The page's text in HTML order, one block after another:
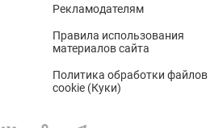
Рекламодателям
Правила использования
материалов сайта
Политика обработки файлов
cookie (Куки)